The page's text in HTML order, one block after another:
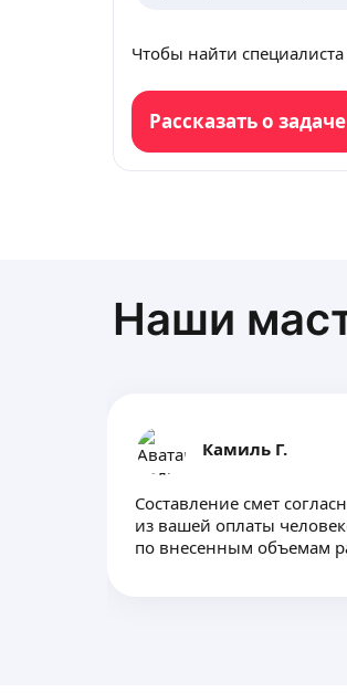
Чтобы найти специалиста
Рассказать о задаче
Наши
Камиль Г.
Составление смет
из вашей оплаты
по внесенным объемам